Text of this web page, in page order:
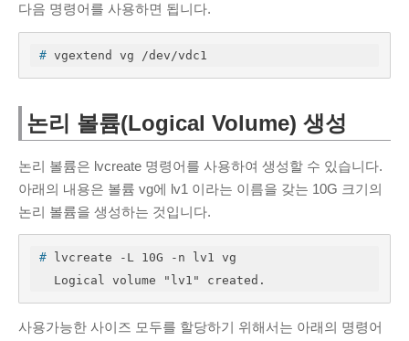
다음 명령어를 사용하면 됩니다.
# vgextend vg /dev/vdc1
논리 볼륨(Logical Volume) 생성
논리 볼륨은 lvcreate 명령어를 사용하여 생성할 수 있습니다.
아래의 내용은 볼륨 vg에 lv1 이라는 이름을 갖는 10G 크기의
논리 볼륨을 생성하는 것입니다.
# lvcreate -L 10G -n lv1 vg
  Logical volume "lv1" created.
사용가능한 사이즈 모두를 할당하기 위해서는 아래의 명령어